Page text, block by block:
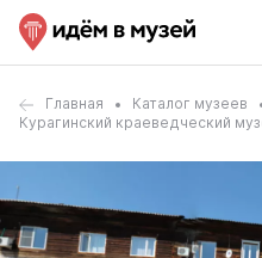
Главная Каталог музеев
Курагинский краеведческий